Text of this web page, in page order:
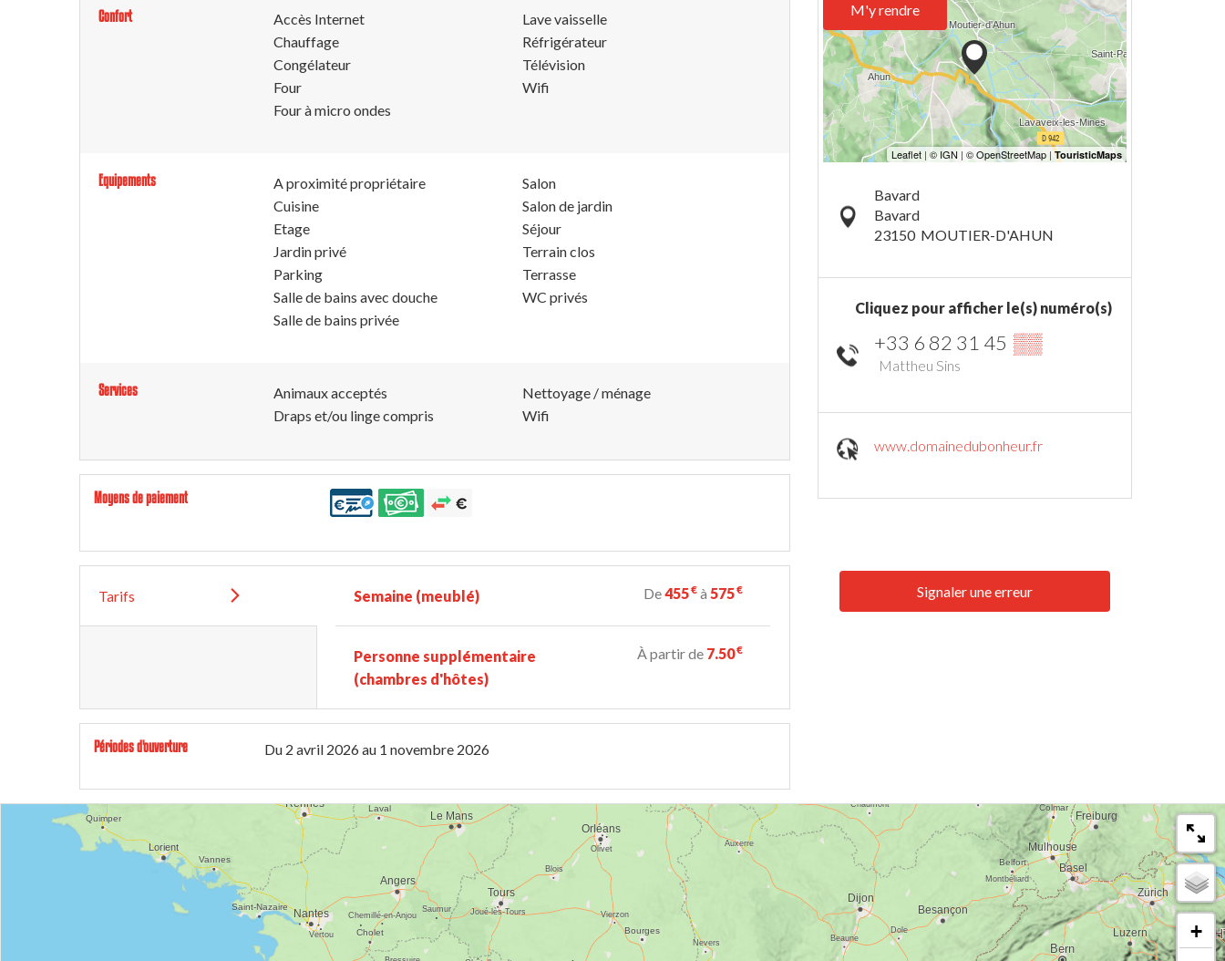
Confort
Accès Internet
Chauffage
Congélateur
Four
Four à micro ondes
Lave vaisselle
Réfrigérateur
Télévision
Wifi
Equipements
A proximité propriétaire
Cuisine
Etage
Jardin privé
Parking
Salle de bains avec douche
Salle de bains privée
Salon
Salon de jardin
Séjour
Terrain clos
Terrasse
WC privés
Services
Animaux acceptés
Draps et/ou linge compris
Nettoyage / ménage
Wifi
Moyens de paiement
Tarifs Semaine (meublé) De455€ à575€
Personne supplémentaire
(chambres d'hôtes)
À partir de 7.50€
Périodes d'ouverture Du 2 avril 2026au 1 novembre 2026
M'y rendre
Bavard
Bavard
23150 MOUTIER-D'AHUN
Cliquez pour afficher le(s) numéro(s)
+33 6 82 31 45 ▒▒
Mattheu Sins
www.domainedubonheur.fr
Signaler une erreur
+